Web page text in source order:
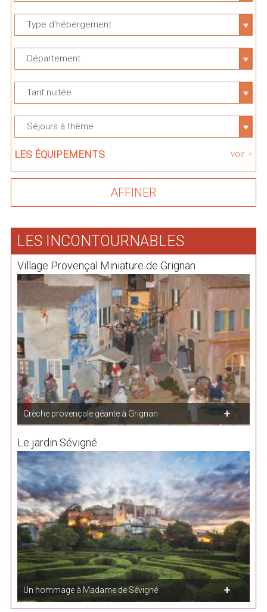
Type d'hébergement
Département
Tarif nuitée
Séjours à thème
LES ÉQUIPEMENTS voir +
LES INCONTOURNABLES
Village Provençal Miniature de Grignan
Crèche provençale géante à Grignan
Le jardin Sévigné
Un hommage à Madame de Sévigné